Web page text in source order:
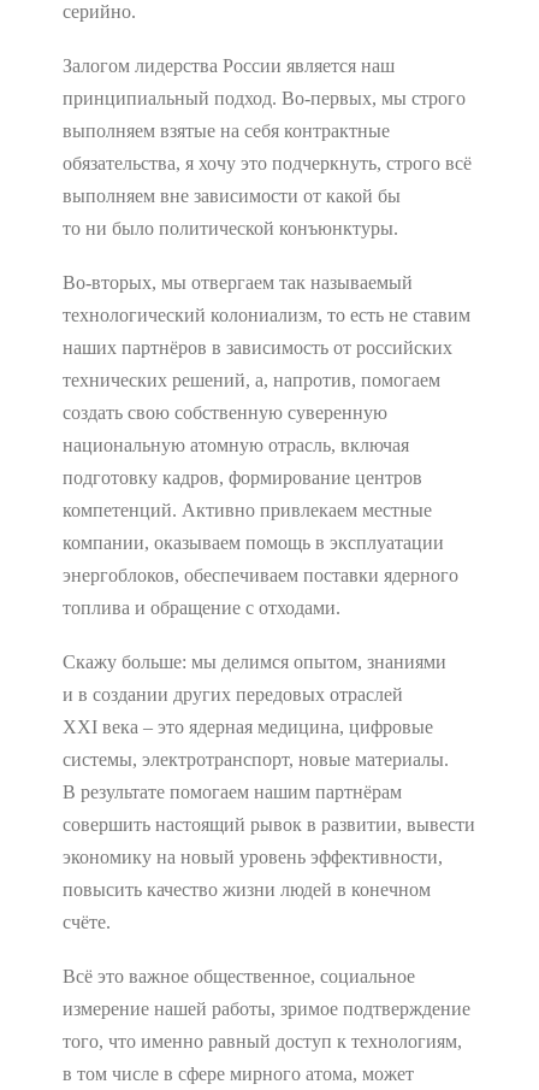
серийно.
Залогом лидерства России является наш
принципиальный подход. Во-первых, мы строго
выполняем взятые на себя контрактные
обязательства, я хочу это подчеркнуть, строго всё
выполняем вне зависимости от какой бы
то ни было политической конъюнктуры.
Во-вторых, мы отвергаем так называемый
технологический колониализм, то есть не ставим
наших партнёров в зависимость от российских
технических решений, а, напротив, помогаем
создать свою собственную суверенную
национальную атомную отрасль, включая
подготовку кадров, формирование центров
компетенций. Активно привлекаем местные
компании, оказываем помощь в эксплуатации
энергоблоков, обеспечиваем поставки ядерного
топлива и обращение с отходами.
Скажу больше: мы делимся опытом, знаниями
и в создании других передовых отраслей
XXI века – это ядерная медицина, цифровые
системы, электротранспорт, новые материалы.
В результате помогаем нашим партнёрам
совершить настоящий рывок в развитии, вывести
экономику на новый уровень эффективности,
повысить качество жизни людей в конечном
счёте.
Всё это важное общественное, социальное
измерение нашей работы, зримое подтверждение
того, что именно равный доступ к технологиям,
в том числе в сфере мирного атома, может